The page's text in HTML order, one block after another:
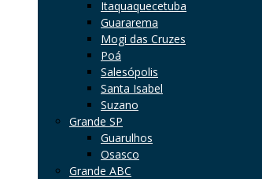
Itaquaquecetuba
Guararema
Mogi das Cruzes
Poá
Salesópolis
Santa Isabel
Suzano
Grande SP
Guarulhos
Osasco
Grande ABC